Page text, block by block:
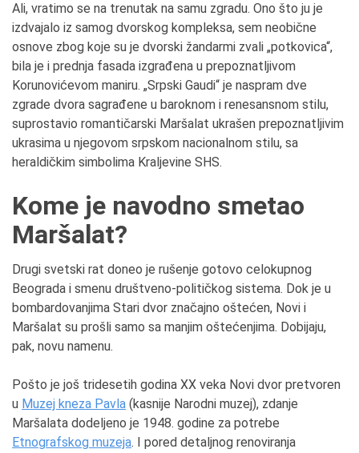
Ali, vratimo se na trenutak na samu zgradu. Ono što ju je
izdvajalo iz samog dvorskog kompleksa, sem neobične
osnove zbog koje su je dvorski žandarmi zvali „potkovica“,
bila je i prednja fasada izgrađena u prepoznatljivom
Korunovićevom maniru. „Srpski Gaudi“ je naspram dve
zgrade dvora sagrađene u baroknom i renesansnom stilu,
suprostavio romantičarski Maršalat ukrašen prepoznatljivim
ukrasima u njegovom srpskom nacionalnom stilu, sa
heraldičkim simbolima Kraljevine SHS.
Kome je navodno smetao
Maršalat?
Drugi svetski rat doneo je rušenje gotovo celokupnog
Beograda i smenu društveno-političkog sistema. Dok je u
bombardovanjima Stari dvor značajno oštećen, Novi i
Maršalat su prošli samo sa manjim oštećenjima. Dobijaju,
pak, novu namenu.
Pošto je još tridesetih godina XX veka Novi dvor pretvoren
u Muzej kneza Pavla (kasnije Narodni muzej), zdanje
Maršalata dodeljeno je 1948. godine za potrebe
Etnografskog muzeja. I pored detaljnog renoviranja